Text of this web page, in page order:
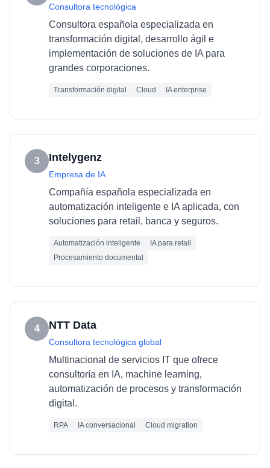
Consultora tecnológica
Consultora española especializada en
transformación digital, desarrollo ágil e
implementación de soluciones de IA para
grandes corporaciones.
Transformación digital Cloud IA enterprise
3 Intelygenz
Empresa de IA
Compañía española especializada en
automatización inteligente e IA aplicada, con
soluciones para retail, banca y seguros.
Automatización inteligente
IA para retail
Procesamiento documental
4 NTT Data
Consultora tecnológica global
Multinacional de servicios IT que ofrece
consultoría en IA, machine learning,
automatización de procesos y transformación
digital.
RPA IA conversacional Cloud migration